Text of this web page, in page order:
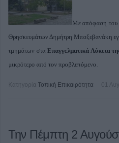
Με απόφαση του
Θρησκευμάτων Δημήτρη Μπαξεβανάκη
τμημάτων στα Επαγγελματικά Λύκεια
μικρότερο από τον προβλεπόμενο.
Κατηγορία Τοπική Επικαιρότητα 01
Την Πέμπτη 2